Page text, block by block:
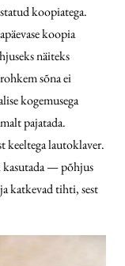
koopiatega.
koopia
näiteks
sõna ei
kogemusega
pajatada.
keeltega lautoklaver.
kasutada — põhjus
katkevad tihti, sest